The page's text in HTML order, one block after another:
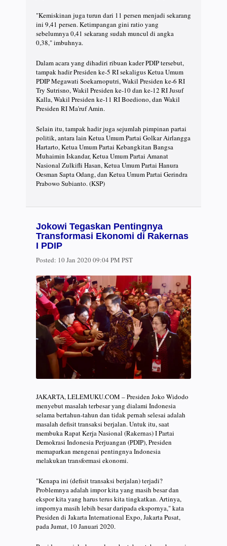
"Kemiskinan juga turun dari 11 persen menjadi sekarang
ini 9,41 persen. Ketimpangan gini ratio yang
sebelumnya 0,41 sekarang sudah muncul di angka
0,38," imbuhnya.
Dalam acara yang dihadiri ribuan kader PDIP tersebut,
tampak hadir Presiden ke-5 RI sekaligus Ketua Umum
PDIP Megawati Soekarnoputri, Wakil Presiden ke-6 RI
Try Sutrisno, Wakil Presiden ke-10 dan ke-12 RI Jusuf
Kalla, Wakil Presiden ke-11 RI Boediono, dan Wakil
Presiden RI Ma'ruf Amin.
Selain itu, tampak hadir juga sejumlah pimpinan partai
politik, antara lain Ketua Umum Partai Golkar Airlangga
Hartarto, Ketua Umum Partai Kebangkitan Bangsa
Muhaimin Iskandar, Ketua Umum Partai Amanat
Nasional Zulkifli Hasan, Ketua Umum Partai Hanura
Oesman Sapta Odang, dan Ketua Umum Partai Gerindra
Prabowo Subianto. (KSP)
Jokowi Tegaskan Pentingnya
Transformasi Ekonomi di Rakernas
I PDIP
Posted: 10 Jan 2020 09:04 PM PST
JAKARTA, LELEMUKU.COM – Presiden Joko Widodo
menyebut masalah terbesar yang dialami Indonesia
selama bertahun-tahun dan tidak pernah selesai adalah
masalah defisit transaksi berjalan. Untuk itu, saat
membuka Rapat Kerja Nasional (Rakernas) I Partai
Demokrasi Indonesia Perjuangan (PDIP), Presiden
memaparkan mengenai pentingnya Indonesia
melakukan transformasi ekonomi.
"Kenapa ini (defisit transaksi berjalan) terjadi?
Problemnya adalah impor kita yang masih besar dan
ekspor kita yang harus terus kita tingkatkan. Artinya,
impornya masih lebih besar daripada ekspornya," kata
Presiden di Jakarta International Expo, Jakarta Pusat,
pada Jumat, 10 Januari 2020.